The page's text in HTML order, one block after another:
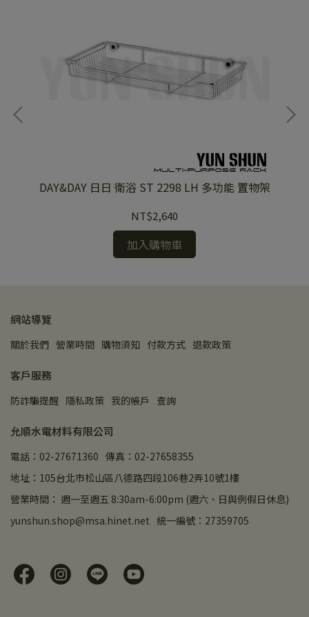
DAY&DAY 日日 衛浴 ST 2298 LH 多功能 置物架
NT$2,640
加入購物車
網站導覽
關於我們 營業時間 購物須知 付款方式 退款政策
客戶服務
防詐騙提醒 隱私政策 我的帳戶 查詢
允順水電材料有限公司
電話：02-27671360 傳真：02-27658355
地址：105台北市松山區八德路四段106巷2弄10號1樓
營業時間： 週一至週五 8:30am-6:00pm (週六、日與例假日休息)
yunshun.shop@msa.hinet.net 統一編號：27359705